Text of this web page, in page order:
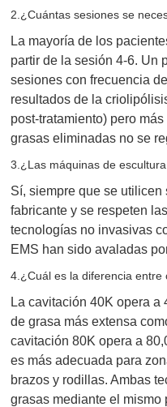
2.¿Cuántas sesiones se
La mayoría de los
partir de la sesión 4-6. Un
sesiones con frecuencia
resultados de la
post-tratamiento) pero
grasas eliminadas no se
3.¿Las máquinas de
Sí, siempre que se utilicen
fabricante y se respeten
tecnologías no invasivas
EMS han sido avaladas
4.¿Cuál es la diferencia entre
La cavitación 40K opera
de grasa más extensa
cavitación 80K opera a
es más adecuada para
brazos y rodillas. Ambas
grasas mediante el